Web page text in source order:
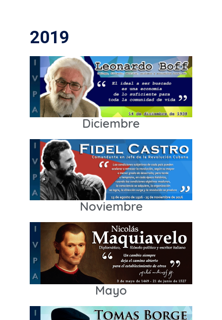
2019
Diciembre
Noviembre
Mayo